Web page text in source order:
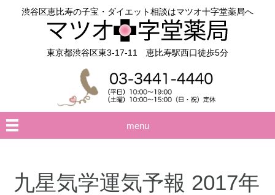
渋谷区恵比寿の子宝・ダイエット相談はマツオ十字堂薬局へ
東京都渋谷区東3-17-11 恵比寿駅西口徒歩5分
menu
九星気学運気予報 2017年